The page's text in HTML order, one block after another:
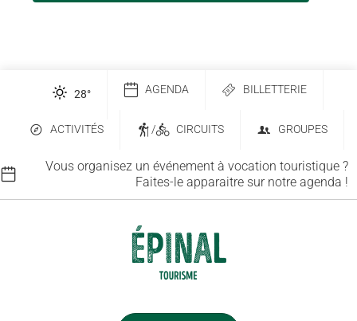
28° AGENDA BILLETTERIE
ACTIVITÉS / CIRCUITS GROUPES
Vous organisez un événement à vocation touristique ?
Faites-le apparaitre sur notre agenda !